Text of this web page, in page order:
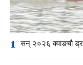
1 सन् २०२६ क्वाङचौ